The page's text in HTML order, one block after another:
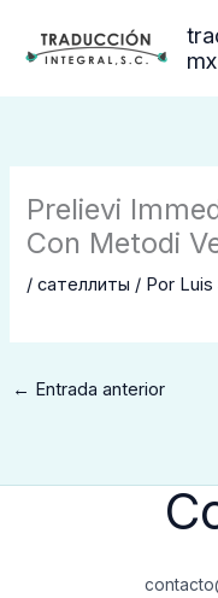
contenido
mx
Prelievi
Con Metodi
/сателлиты / Por Luis
← Entrada anterior